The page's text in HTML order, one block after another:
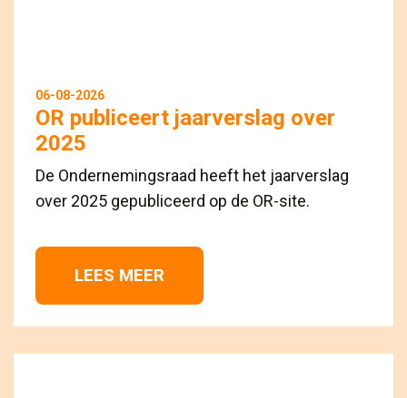
06-08-2026
OR publiceert jaarverslag over
2025
De Ondernemingsraad heeft het jaarverslag
over 2025 gepubliceerd op de OR-site.
LEES MEER